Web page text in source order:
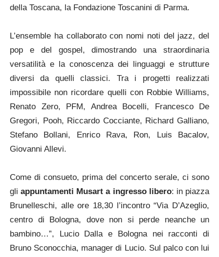
della Toscana, la Fondazione Toscanini di Parma.
L’ensemble ha collaborato con nomi noti del jazz, del
pop e del gospel, dimostrando una straordinaria
versatilità e la conoscenza dei linguaggi e strutture
diversi da quelli classici. Tra i progetti realizzati
impossibile non ricordare quelli con Robbie Williams,
Renato Zero, PFM, Andrea Bocelli, Francesco De
Gregori, Pooh, Riccardo Cocciante, Richard Galliano,
Stefano Bollani, Enrico Rava, Ron, Luis Bacalov,
Giovanni Allevi.
Come di consueto, prima del concerto serale, ci sono
gliappuntamenti Musart a ingresso libero: in piazza
Brunelleschi, alle ore 18,30 l’incontro “Via D’Azeglio,
centro di Bologna, dove non si perde neanche un
bambino…”, Lucio Dalla e Bologna nei racconti di
Bruno Sconocchia, manager di Lucio. Sul palco con lui